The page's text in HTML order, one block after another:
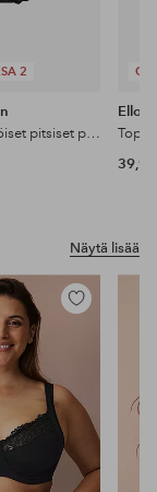
2
Korkeavyötäröiset pitsiset pikkuhousut
Ellos
39,99
Näytä lisää
Lisää